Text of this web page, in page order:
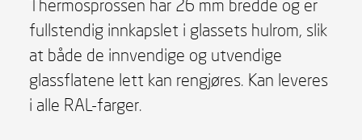
Thermosprossen har 26 mm bredde og er
fullstendig innkapslet i glassets hulrom, slik
at både de innvendige og utvendige
glassflatene lett kan rengjøres. Kan leveres
i alle RAL-farger.